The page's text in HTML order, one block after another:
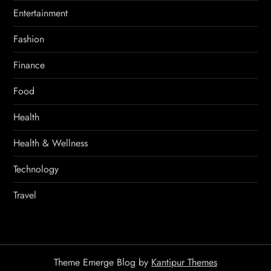
Entertainment
Fashion
Finance
Food
Health
Health & Wellness
Technology
Travel
Theme Emerge Blog by Kantipur Themes